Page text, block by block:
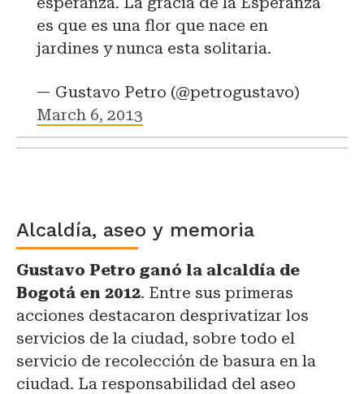
es que es una flor que nace en
jardines y nunca esta solitaria.
— Gustavo Petro (@petrogustavo)
March 6, 2013
Alcaldía, aseo y memoria
Gustavo Petro ganó la alcaldía de
Bogotá en 2012. Entre sus primeras
acciones destacaron desprivatizar los
servicios de la ciudad, sobre todo el
servicio de recolección de basura en la
ciudad. La responsabilidad del aseo